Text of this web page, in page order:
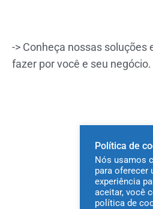
-> Conheça nossas soluções
fazer por você e seu negócio.
Política de
Nós usamos
para oferecer
experiência
aceitar, você
política de